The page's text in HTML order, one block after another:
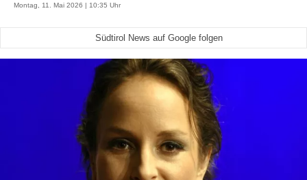
Montag, 11. Mai 2026 | 10:35 Uhr
Südtirol News auf Google folgen